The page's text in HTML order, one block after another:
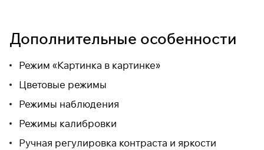
Дополнительные особенности
Режим «Картинка в картинке»
Цветовые режимы
Режимы наблюдения
Режимы калибровки
Ручная регулировка контраста и яркости